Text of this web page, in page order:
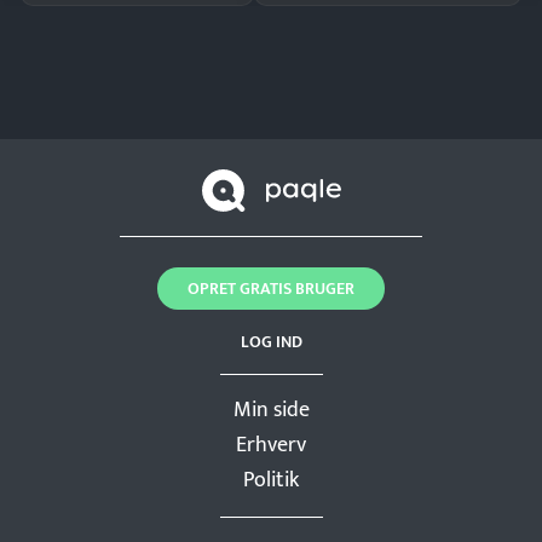
Min side
Erhverv
Politik
LOG IND
OPRET GRATIS BRUGER